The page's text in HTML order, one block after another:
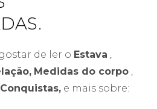
de ler o Estava ,
Medidas do corpo ,
Conquistas, e mais sobre: